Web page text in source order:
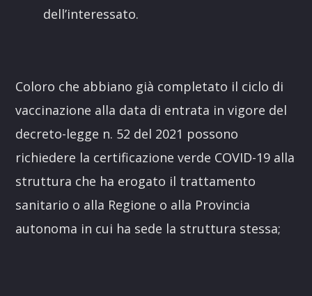
dell’interessato.
Coloro che abbiano già completato il ciclo di
vaccinazione alla data di entrata in vigore del
decreto-legge n. 52 del 2021 possono
richiedere la certificazione verde COVID-19 alla
struttura che ha erogato il trattamento
sanitario o alla Regione o alla Provincia
autonoma in cui ha sede la struttura stessa;